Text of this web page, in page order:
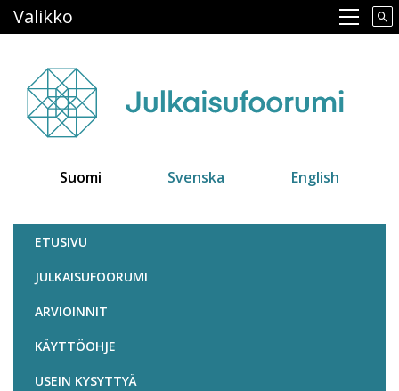
pääsisältöön
Main navigation
Valikko
Suomi Svenska English
Julkaisufoorumi
ETUSIVU
JULKAISUFOORUMI
ARVIOINNIT
KÄYTTÖOHJE
USEIN KYSYTTYÄ